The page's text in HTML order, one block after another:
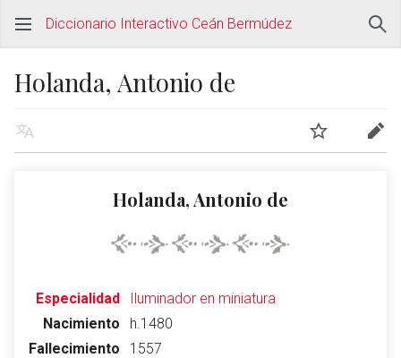
Diccionario Interactivo Ceán Bermúdez
Holanda, Antonio de
Holanda, Antonio de
Especialidad
Iluminador en miniatura
Nacimiento
h.1480
Fallecimiento
1557